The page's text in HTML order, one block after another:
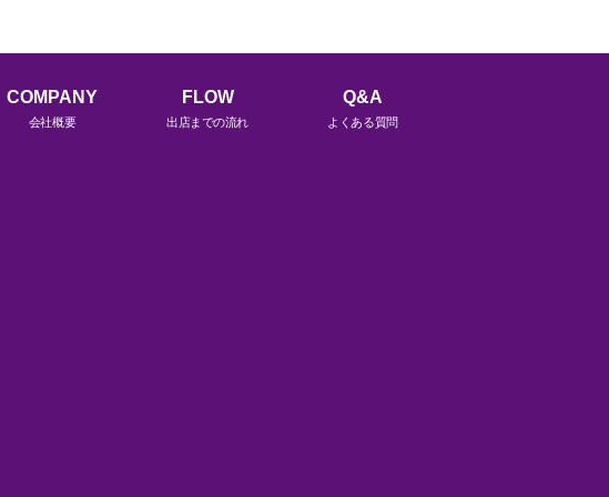
COMPANY
会社概要
FLOW
出店までの流れ
Q&A
よくある質問